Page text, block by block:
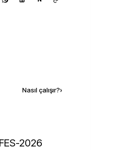
Nasıl çalışır?›